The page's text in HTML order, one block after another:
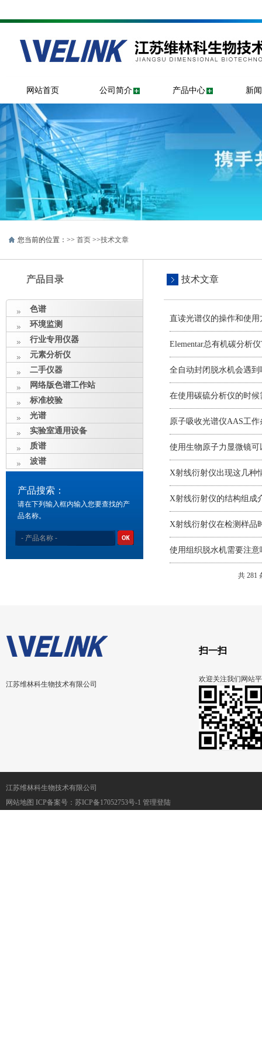
网站首页 公司简介 产品中心 新
您当前的位置：>> 首页 >>技术文章
产品目录
色谱
环境监测
行业专用仪器
元素分析仪
二手仪器
网络版色谱工作站
标准校验
光谱
实验室通用设备
质谱
波谱
产品搜索：
请在下列输入框内输入您要查找的产
品名称。
技术文章
直读光谱仪的操作和使用
Elementar总有机碳分析
全自动封闭脱水机会遇到
在使用碳硫分析仪的时
原子吸收光谱仪AAS工
使用生物原子力显微镜
X射线衍射仪出现这几种
X射线衍射仪的结构组成
X射线衍射仪在检测样品
使用组织脱水机需要注意
共 281
江苏维林科生物技术有限公司
扫一扫
欢迎关注我们网站
江苏维林科生物技术有限公司
网站地图 ICP备案号： 苏ICP备17052753号-1 管理登陆